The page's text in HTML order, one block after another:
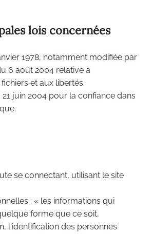
lois concernées
1978, notamment modifiée par
6 août 2004 relative à
et aux libertés.
21 juin 2004 pour la confiance dans
se connectant, utilisant le site
: « les informations qui
forme que ce soit,
l'identification des personnes